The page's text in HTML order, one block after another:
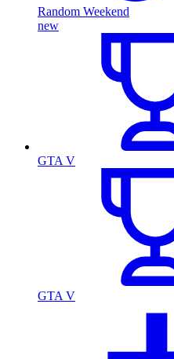
Random Weekend
new
GTA V
GTA V